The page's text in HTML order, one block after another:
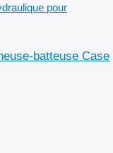
pour
batteuse Case